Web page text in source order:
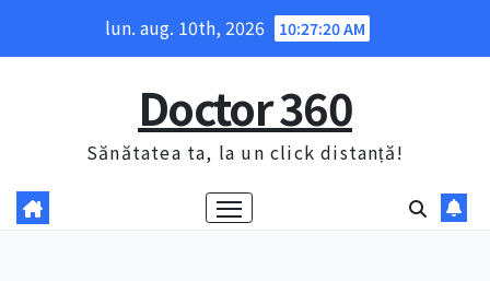
lun. aug. 10th, 2026 10:27:21 AM
Doctor 360
Sănătatea ta, la un click distanță!